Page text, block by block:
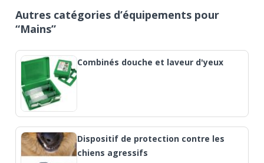
Autres catégories d’équipements pour
“Mains”
Combinés douche et laveur d'yeux
Dispositif de protection contre les
chiens agressifs